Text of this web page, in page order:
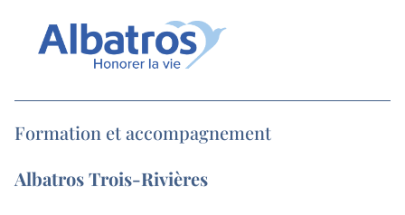
Formation et accompagnement
Albatros Trois-Rivières